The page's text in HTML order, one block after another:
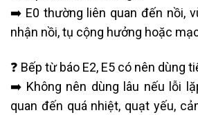
➡️ E0 thường liên quan đến nồi,
nhận nồi, tụ cộng hưởng hoặc
❓ Bếp từ báo E2, E5 có nên dùng
➡️ Không nên dùng lâu nếu lỗi
quan đến quá nhiệt, quạt yếu,